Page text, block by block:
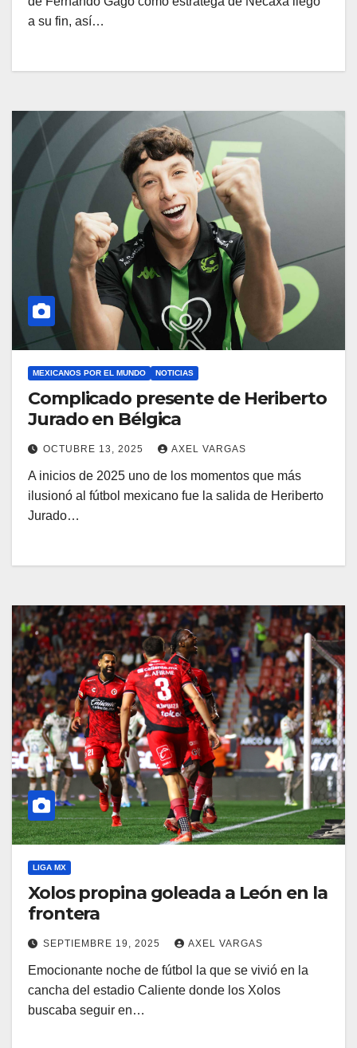
a su fin, así…
MEXICANOS POR EL MUNDO NOTICIAS
Complicado presente de Heriberto
Jurado en Bélgica
OCTUBRE 13, 2025 AXEL VARGAS
A inicios de 2025 uno de los momentos que más
ilusionó al fútbol mexicano fue la salida de Heriberto
Jurado…
LIGA MX
Xolos propina goleada a León en la
frontera
SEPTIEMBRE 19, 2025 AXEL VARGAS
Emocionante noche de fútbol la que se vivió en la
cancha del estadio Caliente donde los Xolos
buscaba seguir en…